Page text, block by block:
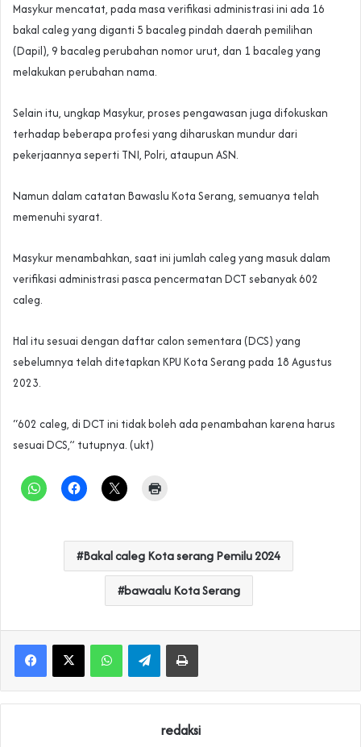
Masykur mencatat, pada masa verifikasi administrasi ini ada 16
bakal caleg yang diganti 5 bacaleg pindah daerah pemilihan
(Dapil), 9 bacaleg perubahan nomor urut, dan 1 bacaleg yang
melakukan perubahan nama.
Selain itu, ungkap Masykur, proses pengawasan juga difokuskan
terhadap beberapa profesi yang diharuskan mundur dari
pekerjaannya seperti TNI, Polri, ataupun ASN.
Namun dalam catatan Bawaslu Kota Serang, semuanya telah
memenuhi syarat.
Masykur menambahkan, saat ini jumlah caleg yang masuk dalam
verifikasi administrasi pasca pencermatan DCT sebanyak 602
caleg.
Hal itu sesuai dengan daftar calon sementara (DCS) yang
sebelumnya telah ditetapkan KPU Kota Serang pada 18 Agustus
2023.
“602 caleg, di DCT ini tidak boleh ada penambahan karena harus
sesuai DCS,” tutupnya. (ukt)
Bakal caleg Kota serang Pemilu 2024
bawaalu Kota Serang
WhatsAppTelegramPrint
redaksi